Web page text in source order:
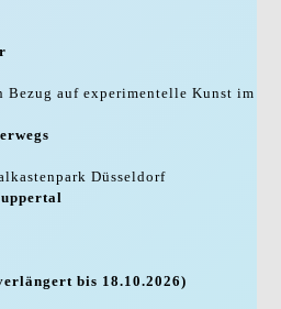
Bezug auf experimentelle Kunst im
Düsseldorf
bis 18.10.2026)